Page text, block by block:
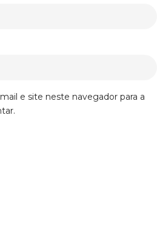
e site neste navegador para a